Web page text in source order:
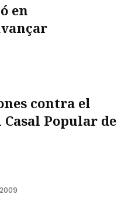
en
contra el
Popular de